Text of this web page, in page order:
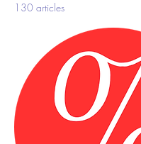
130 articles